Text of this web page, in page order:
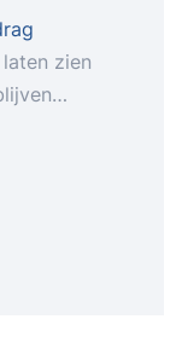
zien
is aan de
moment
creëren voor